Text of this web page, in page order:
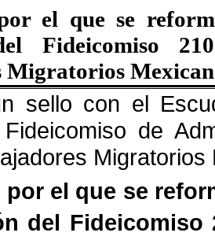
el que se
Fideicomiso
sello con el
de
por el que se
del